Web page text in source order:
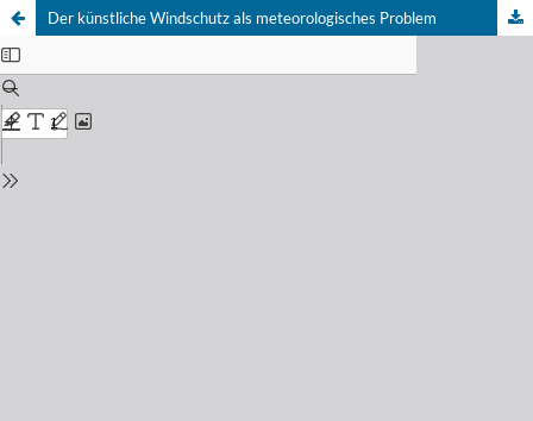
Der künstliche Windschutz als meteorologisches Problem